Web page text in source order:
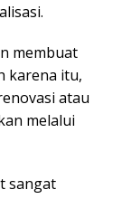
membuat
karena itu,
atau
melalui
sangat